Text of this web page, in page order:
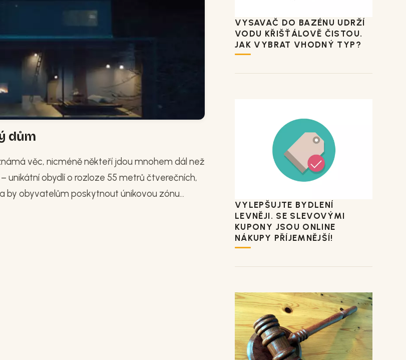
dům
věc, nicméně někteří jdou mnohem dál než
unikátní obydlí o rozloze 55 metrů čtverečních,
by obyvatelům poskytnout únikovou zónu...
VYSAVAČ DO BAZÉNU UDRŽÍ
VODU KŘIŠŤÁLOVĚ ČISTOU.
JAK VYBRAT VHODNÝ TYP?
VYLEPŠUJTE BYDLENÍ
LEVNĚJI. SE SLEVOVÝMI
KUPONY JSOU ONLINE
NÁKUPY PŘÍJEMNĚJŠÍ!